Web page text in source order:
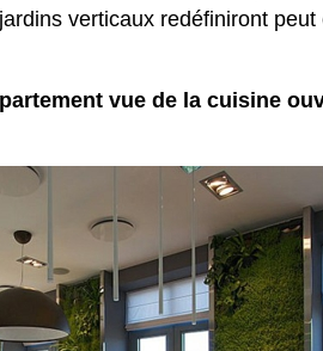
verticaux redéfiniront
vue de la cuisine